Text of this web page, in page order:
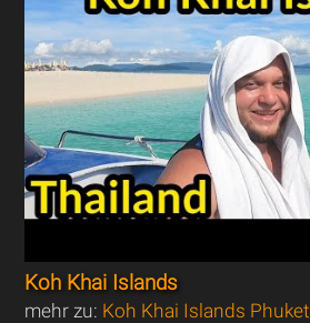
Koh Khai Islands
mehr zu: Koh Khai Islands Phuket